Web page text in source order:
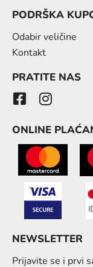
PODRŠKA
Odabir veličine
Kontakt
PRATITE NAS
ONLINE
NEWSLETTER
Prijavite se i prvi